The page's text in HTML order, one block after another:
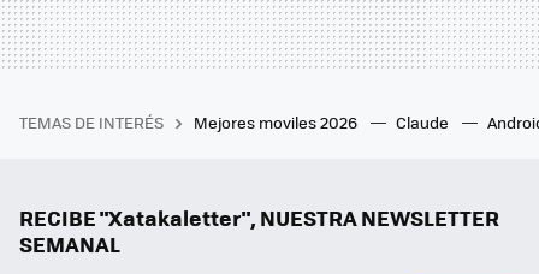
TEMAS DE INTERÉS Mejores moviles 2026 Claude
RECIBE "Xatakaletter", NUESTRA NEWSLETTER
SEMANAL